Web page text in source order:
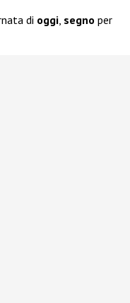
di oggi segno per